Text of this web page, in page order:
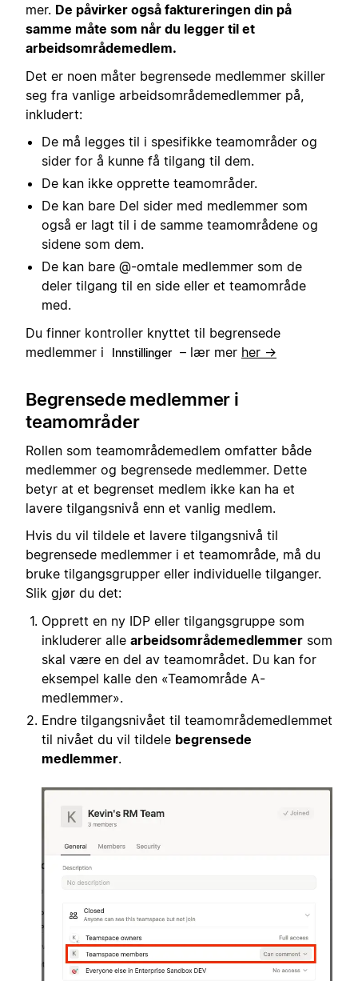
mer. De påvirker også faktureringen din på
samme måte som når du legger til et
arbeidsområdemedlem.
Det er noen måter begrensede medlemmer skiller
seg fra vanlige arbeidsområdemedlemmer på,
inkludert:
De må legges til i spesifikke teamområder og
sider for å kunne få tilgang til dem.
De kan ikke opprette teamområder.
De kan bare Del sider med medlemmer som
også er lagt til i de samme teamområdene og
sidene som dem.
De kan bare @-omtale medlemmer som de
deler tilgang til en side eller et teamområde
med.
Du finner kontroller knyttet til begrensede
medlemmer i
Innstillinger – lær mer her →
Begrensede medlemmer i
teamområder
Rollen som teamområdemedlem omfatter både
medlemmer og begrensede medlemmer. Dette
betyr at et begrenset medlem ikke kan ha et
lavere tilgangsnivå enn et vanlig medlem.
Hvis du vil tildele et lavere tilgangsnivå til
begrensede medlemmer i et teamområde, må du
bruke tilgangsgrupper eller individuelle tilganger.
Slik gjør du det:
Opprett en ny IDP eller tilgangsgruppe som
inkluderer alle arbeidsområdemedlemmer som
skal være en del av teamområdet. Du kan for
eksempel kalle den «Teamområde A-
medlemmer».
Endre tilgangsnivået til teamområdemedlemmet
til nivået du vil tildele begrensede
medlemmer.